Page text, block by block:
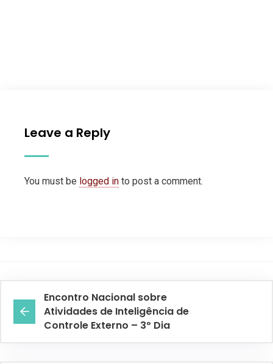
Leave a Reply
You must be logged in to post a comment.
Encontro Nacional sobre
Atividades de Inteligência de
Controle Externo – 3º Dia